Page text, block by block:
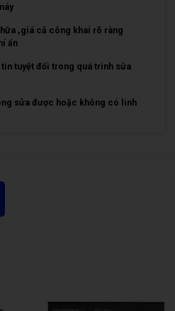
,giá cả công khai rõ ràng
ẩn
tuyệt đối trong quá trình sửa
sửa được hoặc không có linh